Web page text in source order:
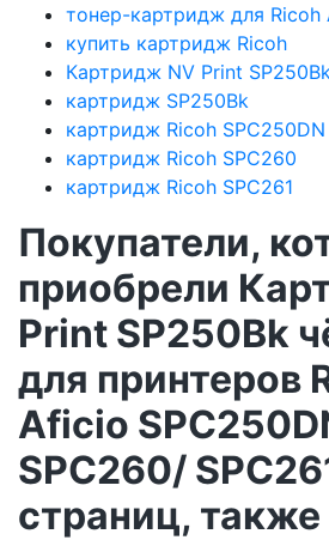
тонер-картридж для Ricoh
купить картридж Ricoh
Картридж NV Print SP250Bk
картридж SP250Bk
картридж Ricoh SPC250DN
картридж Ricoh SPC260
картридж Ricoh SPC261
Покупатели,
приобрели
Print SP250Bk
для принтеров
Aficio
SPC260/
страниц, также